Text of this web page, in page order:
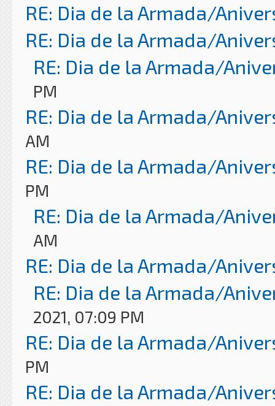
RE: Dia de la Armada/
RE: Dia de la Armada/
RE: Dia de la Armada/
PM
RE: Dia de la Armada/
AM
RE: Dia de la Armada/
PM
RE: Dia de la Armada/
AM
RE: Dia de la Armada/
RE: Dia de la Armada/
2021, 07:09 PM
RE: Dia de la Armada/
PM
RE: Dia de la Armada/